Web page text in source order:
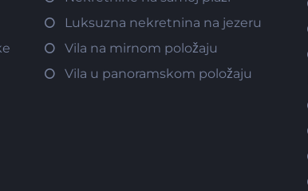
Luksuzna nekretnina na jezeru
Vila na mirnom položaju
Vila u panoramskom položaju